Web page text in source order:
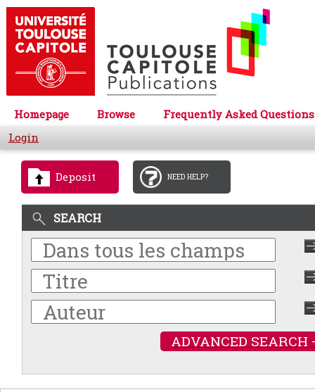
Homepage Browse
Frequently Asked Questions
Login
Deposit NEED HELP?
SEARCH
ADVANCED SEARCH